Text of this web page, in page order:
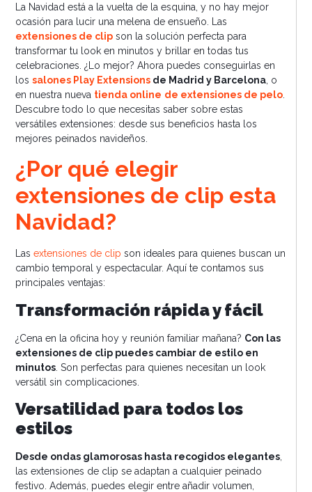
La Navidad está a la vuelta de la esquina, y no hay mejor
ocasión para lucir una melena de ensueño. Las
extensiones de clip son la solución perfecta para
transformar tu look en minutos y brillar en todas tus
celebraciones. ¿Lo mejor? Ahora puedes conseguirlas en
lossalones Play Extensions de Madrid y Barcelona , o
en nuestra nueva tienda online de extensiones de pelo
Descubre todo lo que necesitas saber sobre estas
versátiles extensiones: desde sus beneficios hasta los
mejores peinados navideños.
¿Por qué elegir
extensiones de clip esta
Navidad?
Lasextensiones de clip son ideales para quienes buscan un
cambio temporal y espectacular. Aquí te contamos sus
principales ventajas:
Transformación rápida y fácil
¿Cena en la oficina hoy y reunión familiar mañana? Con las
extensiones de clip puedes cambiar de estilo en
minutos . Son perfectas para quienes necesitan un look
versátil sin complicaciones.
Versatilidad para todos los
estilos
Desde ondas glamorosas hasta recogidos elegantes
las extensiones de clip se adaptan a cualquier peinado
festivo. Además, puedes elegir entre añadir volumen,